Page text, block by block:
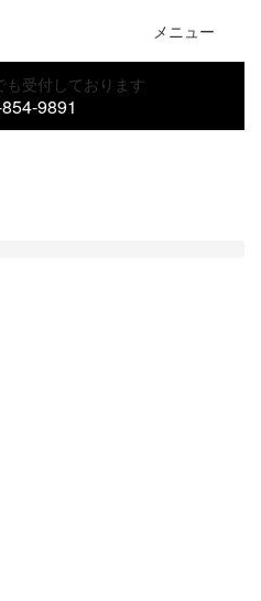
メニュー
も受付しております
9891